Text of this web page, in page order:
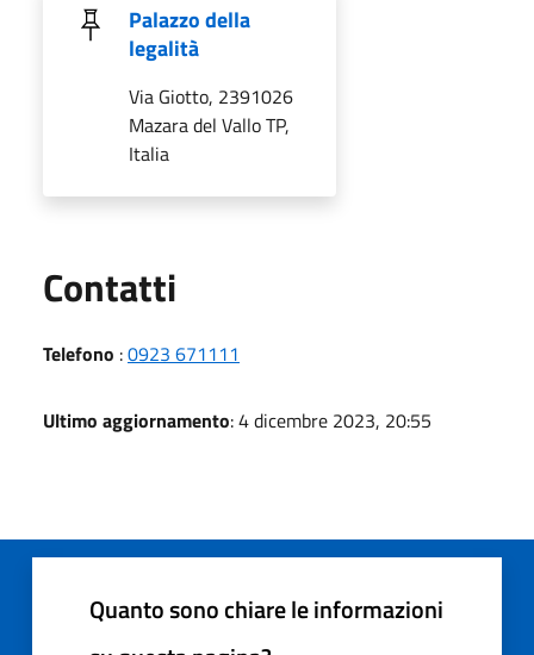
Palazzo della
legalità
Via Giotto, 2391026
Mazara del Vallo TP,
Italia
Contatti
Telefono :0923 671111
Ultimo aggiornamento: 4 dicembre 2023, 20:55
Quanto sono chiare le informazioni